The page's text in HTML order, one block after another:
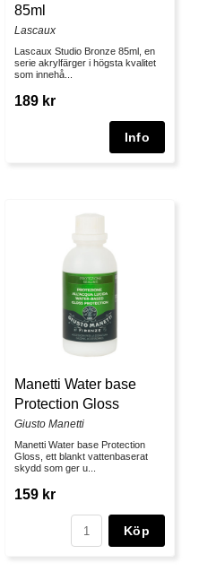
85ml
Lascaux
Lascaux Studio Bronze 85ml, en
serie akrylfärger i högsta kvalitet
som innehå...
189 kr
Manetti Water base
Protection Gloss
Giusto Manetti
Manetti Water base Protection
Gloss, ett blankt vattenbaserat
skydd som ger u...
159 kr
Köp